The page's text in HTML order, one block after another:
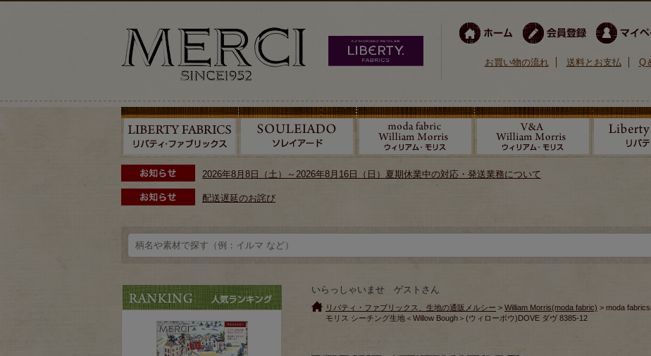
お買い物の流れ 送料とお支払 Q
2026年8月8日（土）～2026年8月16日（日）夏期休業中の対応・発送業務について
配送遅延のお詫び
いらっしゃいませ ゲストさん
リバティ・ファブリックス、生地の通販メルシー > William Morris(moda fabric) > moda
モリス シーチング生地＜Willow Bough＞(ウィローボウ)DOVE ダヴ 8385-12